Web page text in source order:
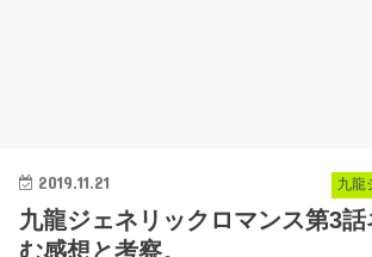
九龍
2019.11.21
九龍ジェネリックロマンス第3
む感想と考察。